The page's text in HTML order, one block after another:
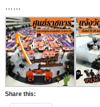
……
Share this: